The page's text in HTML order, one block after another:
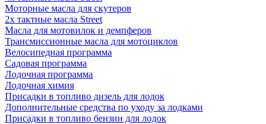
Моторные масла для скутеров
2х тактные масла Street
Масла для мотовилок и демпферов
Трансмиссионные масла для мотоциклов
Велосипедная программа
Садовая программа
Лодочная программа
Лодочная химия
Присадки в топливо дизель для лодок
Дополнительные средства по уходу за лодками
Присадки в топливо бензин для лодок